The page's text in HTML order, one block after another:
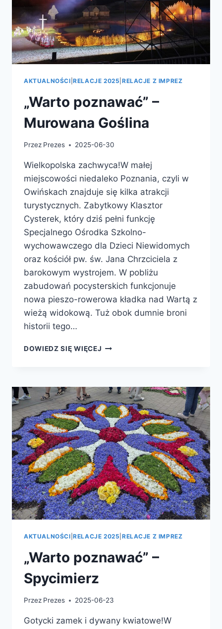
AKTUALNOŚCI |RELACJE 2025 RELACJE Z IMPREZ
„Warto poznawać” –
Murowana Goślina
Przez Prezes 2025-06-30
Wielkopolska zachwyca!W małej
miejscowości niedaleko Poznania, czyli w
Owińskach znajduje się kilka atrakcji
turystycznych. Zabytkowy Klasztor
Cysterek, który dziś pełni funkcję
Specjalnego Ośrodka Szkolno-
wychowawczego dla Dzieci Niewidomych
oraz kościół pw. św. Jana Chrzciciela z
barokowym wystrojem. W pobliżu
zabudowań pocysterskich funkcjonuje
nowa pieszo-rowerowa kładka nad Wartą z
wieżą widokową. Tuż obok dumnie broni
historii tego…
DOWIEDZ SIĘ WIĘCEJ
AKTUALNOŚCI |RELACJE 2025 RELACJE Z IMPREZ
„Warto poznawać” –
Spycimierz
Przez Prezes 2025-06-23
Gotycki zamek i dywany kwiatowe!W